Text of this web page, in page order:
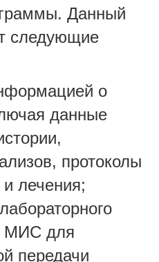
Данный
следующие
о
данные
протоколы
лечения;
МИС для
передачи